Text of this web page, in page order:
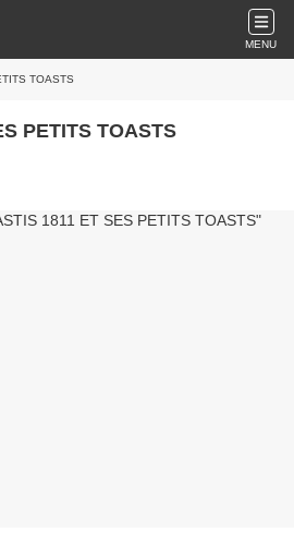
MENU
TOASTS
PETITS TOASTS